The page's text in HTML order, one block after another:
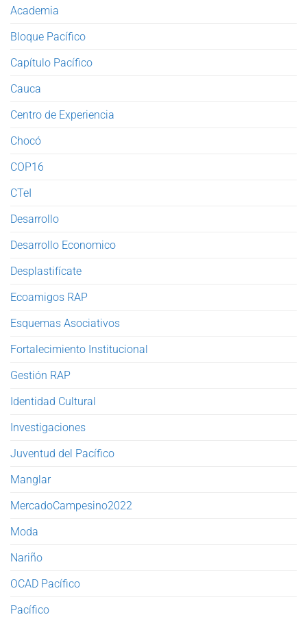
Academia
Bloque Pacífico
Capítulo Pacífico
Cauca
Centro de Experiencia
Chocó
COP16
CTeI
Desarrollo
Desarrollo Economico
Desplastifícate
Ecoamigos RAP
Esquemas Asociativos
Fortalecimiento Institucional
Gestión RAP
Identidad Cultural
Investigaciones
Juventud del Pacífico
Manglar
MercadoCampesino2022
Moda
Nariño
OCAD Pacífico
Pacífico